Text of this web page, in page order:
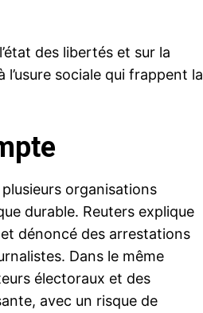
des libertés et sur la
sociale qui frappent la
organisations
durable. Reuters explique
dénoncé des arrestations
Dans le même
électoraux et des
avec un risque de